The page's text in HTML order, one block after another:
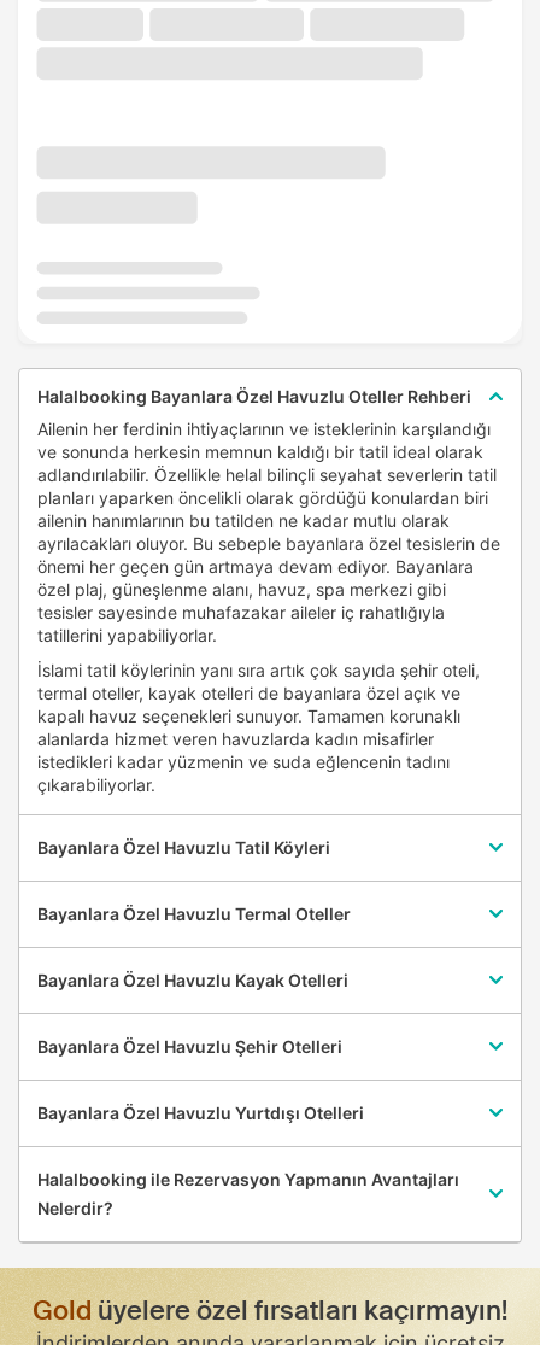
Halalbooking Bayanlara Özel Havuzlu Oteller Rehberi
Ailenin her ferdinin ihtiyaçlarının ve isteklerinin karşılandığı
ve sonunda herkesin memnun kaldığı bir tatil ideal olarak
adlandırılabilir. Özellikle helal bilinçli seyahat severlerin tatil
planları yaparken öncelikli olarak gördüğü konulardan biri
ailenin hanımlarının bu tatilden ne kadar mutlu olarak
ayrılacakları oluyor. Bu sebeple bayanlara özel tesislerin de
önemi her geçen gün artmaya devam ediyor. Bayanlara
özel plaj, güneşlenme alanı, havuz, spa merkezi gibi
tesisler sayesinde muhafazakar aileler iç rahatlığıyla
tatillerini yapabiliyorlar.
İslami tatil köylerinin yanı sıra artık çok sayıda şehir oteli,
termal oteller, kayak otelleri de bayanlara özel açık ve
kapalı havuz seçenekleri sunuyor. Tamamen korunaklı
alanlarda hizmet veren havuzlarda kadın misafirler
istedikleri kadar yüzmenin ve suda eğlencenin tadını
çıkarabiliyorlar.
Bayanlara Özel Havuzlu Tatil Köyleri
Bayanlara Özel Havuzlu Termal Oteller
Bayanlara Özel Havuzlu Kayak Otelleri
Bayanlara Özel Havuzlu Şehir Otelleri
Bayanlara Özel Havuzlu Yurtdışı Otelleri
Halalbooking ile Rezervasyon Yapmanın Avantajları
Nelerdir?
Goldüyelere özel fırsatları kaçırmayın!